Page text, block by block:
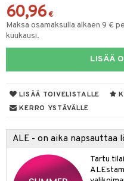
60,96 €
Maksa osamaksulla alkaen 9 €
kuukausi.
LISÄÄ
LISÄÄ TOIVELISTALLE
KERRO YSTÄVÄLLE
ALE - on aika napsauttaa
Tartu
tuotteet
& Geeli
tuotteet
Set